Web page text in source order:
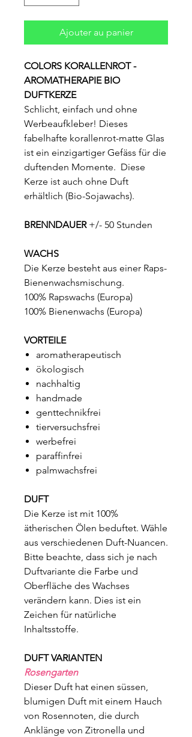
Ajouter au panier
COLORS KORALLENROT -
AROMATHERAPIE BIO
DUFTKERZE
Schlicht, einfach und ohne
Werbeaufkleber! Dieses
fabelhafte korallenrot-matte Glas
ist ein einzigartiger Gefäss für die
duftenden Momente. Diese
Kerze ist auch ohne Duft
erhältlich (Bio-Sojawachs).
BRENNDAUER +/- 50 Stunden
WACHS
Die Kerze besteht aus einer Raps-
Bienenwachsmischung.
100% Rapswachs (Europa)
100% Bienenwachs (Europa)
VORTEILE
aromatherapeutisch
ökologisch
nachhaltig
handmade
genttechnikfrei
tierversuchsfrei
werbefrei
paraffinfrei
palmwachsfrei
DUFT
Die Kerze ist mit 100%
ätherischen Ölen beduftet. Wähle
aus verschiedenen Duft-Nuancen.
Bitte beachte, dass sich je nach
Duftvariante die Farbe und
Oberfläche des Wachses
verändern kann. Dies ist ein
Zeichen für natürliche
Inhaltsstoffe.
DUFT VARIANTEN
Rosengarten
Dieser Duft hat einen süssen,
blumigen Duft mit einem Hauch
von Rosennoten, die durch
Anklänge von Zitronella und